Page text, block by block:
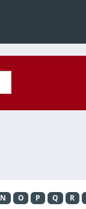
N O P Q R